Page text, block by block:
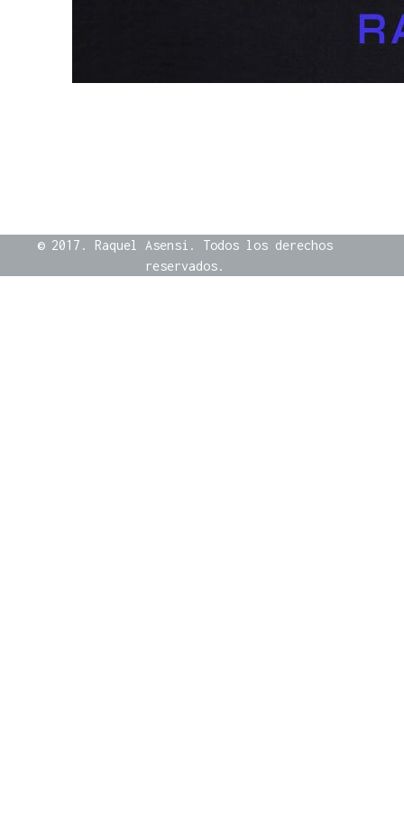
© 2017. Raquel Asensi. Todos los derechos
reservados.